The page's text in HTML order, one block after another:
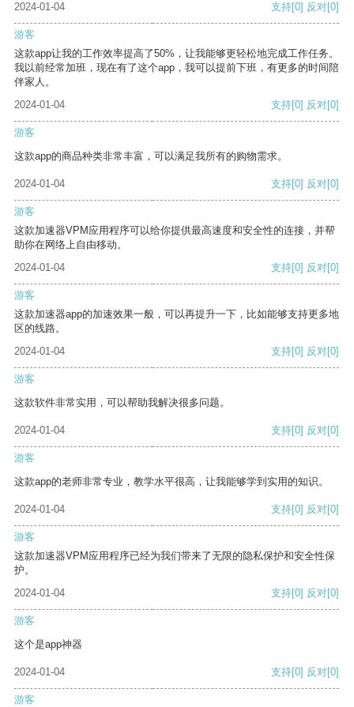
2024-01-04 支持[0] 反对[0]
游客
这款app让我的工作效率提高了50%，让我能够更轻松地完成工作任务。
我以前经常加班，现在有了这个app，我可以提前下班，有更多的时间陪
伴家人。
2024-01-04
支持[0] 反对[0]
游客
这款app的商品种类非常丰富，可以满足我所有的购物需求。
2024-01-04 支持[0] 反对[0]
游客
这款加速器VPM应用程序可以给你提供最高速度和安全性的连接，并帮
助你在网络上自由移动。
2024-01-04
支持[0] 反对[0]
游客
这款加速器app的加速效果一般，可以再提升一下，比如能够支持更多地
区的线路。
2024-01-04
支持[0] 反对[0]
游客
这款软件非常实用，可以帮助我解决很多问题。
2024-01-04 支持[0] 反对[0]
游客
这款app的老师非常专业，教学水平很高，让我能够学到实用的知识。
2024-01-04 支持[0] 反对[0]
游客
这款加速器VPM应用程序已经为我们带来了无限的隐私保护和安全性保
护。
2024-01-04
支持[0] 反对[0]
游客
这个是app神器
2024-01-04 支持[0] 反对[0]
游客